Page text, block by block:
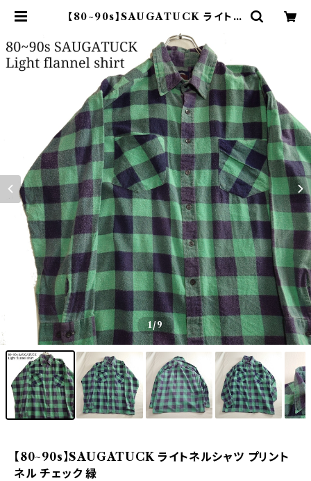
【80~90s】SAUGATUCK ライトネ
オンライン古着屋 9chord
1/9
【80~90s】SAUGATUCK ライトネルシャツ プリント
ネル チェック 緑